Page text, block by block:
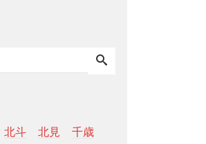
北斗 北見
千歳